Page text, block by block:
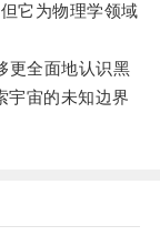
它为物理学领域
全面地认识黑
宇宙的未知边界